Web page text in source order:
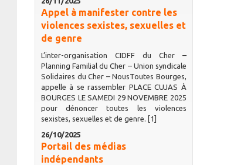
Appel à manifester contre les
violences sexistes, sexuelles et
de genre
L’inter-organisation CIDFF du Cher –
Planning Familial du Cher – Union syndicale
Solidaires du Cher – NousToutes Bourges,
appelle à se rassembler PLACE CUJAS À
BOURGES LE SAMEDI 29 NOVEMBRE 2025
pour dénoncer toutes les violences
sexistes, sexuelles et de genre. [1]
26/10/2025
Portail des médias
indépendants